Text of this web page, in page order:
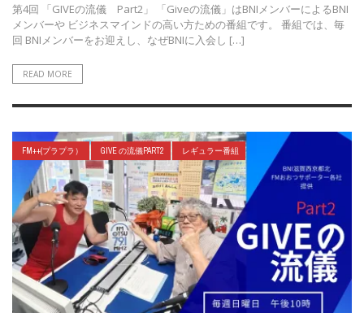
第4回 「GIVEの流儀 Part2」 「Giveの流儀」はBNIメンバーによるBNI
メンバーや ビジネスマインドの高い方ための番組です。 番組では、毎
回 BNIメンバーをお迎えし、なぜBNIに入会し […]
READ MORE
FM++(プラプラ） GIVE の流儀PART2 レギュラー番組